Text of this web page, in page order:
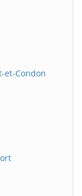
et-Condon